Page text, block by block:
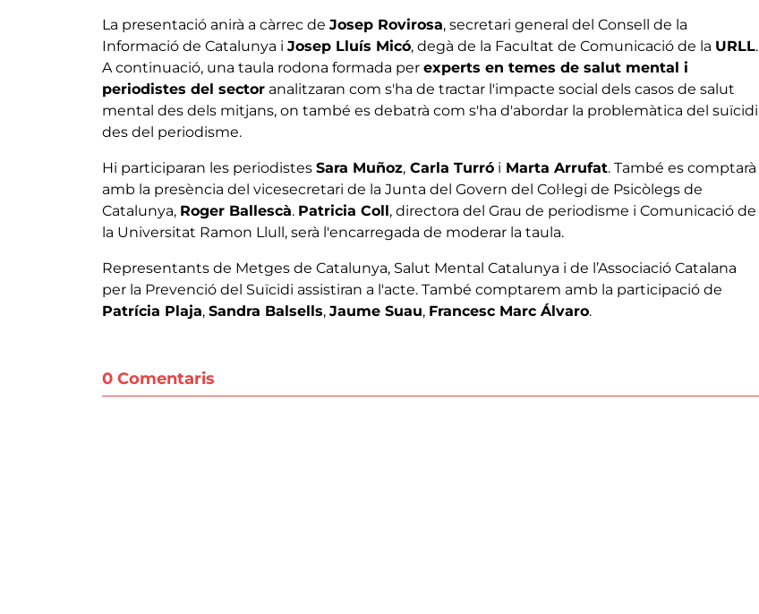
La presentació anirà a càrrec de Josep Rovirosa, secretari general del Consell de la
Informació de Catalunya i Josep Lluís Micó, degà de la Facultat de Comunicació de la URLL.
A continuació, una taula rodona formada per experts en temes de salut mental i
periodistes del sector analitzaran com s'ha de tractar l'impacte social dels casos de salut
mental des dels mitjans, on també es debatrà com s'ha d'abordar la problemàtica del suïcidi
des del periodisme.
Hi participaran les periodistes Sara Muñoz, Carla Turró i Marta Arrufat. També es comptarà
amb la presència del vicesecretari de la Junta del Govern del Col·legi de Psicòlegs de
Catalunya, Roger Ballescà. Patricia Coll, directora del Grau de periodisme i Comunicació de
la Universitat Ramon Llull, serà l'encarregada de moderar la taula.
Representants de Metges de Catalunya, Salut Mental Catalunya i de l’Associació Catalana
per la Prevenció del Suïcidi assistiran a l'acte. També comptarem amb la participació de
Patrícia Plaja, Sandra Balsells, Jaume Suau, Francesc Marc Álvaro.
0 Comentaris